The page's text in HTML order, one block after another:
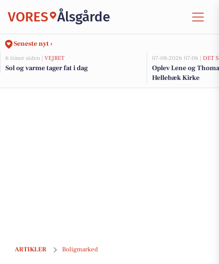
VORES Ålsgårde
Seneste nyt ›
6 timer siden | VEJRET
Sol og varme tager fat i dag
07-08-2026 07:06 | DET
Oplev Lene og
Hellebæk Kirke
ARTIKLER Boligmarked
Skibstrupvej 14 er til salg for kun 2.495.000 kr.: Se de billigste